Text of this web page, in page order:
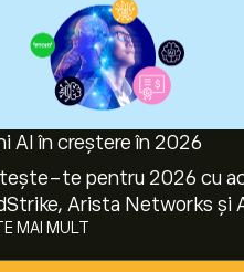
AI în creștere în 2026
te pentru 2026 cu
Arista Networks și
MAI MULT